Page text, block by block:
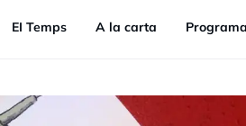
EI Temps A la carta